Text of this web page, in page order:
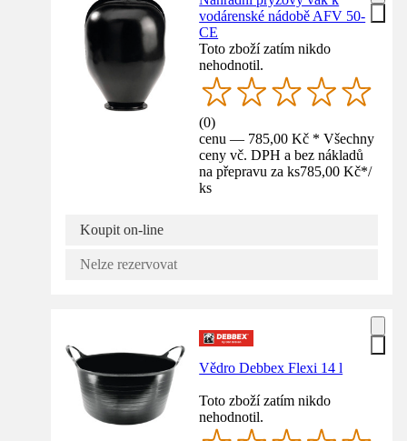
vodárenské nádobě AFV 50-
CE
Toto zboží zatím nikdo
nehodnotil.
(0)
cenu — 785,00 Kč * Všechny
ceny vč. DPH a bez nákladů
na přepravu za ks785,00 Kč*/
ks
Koupit on-line
Nelze rezervovat
Vědro Debbex Flexi 14 l
Toto zboží zatím nikdo
nehodnotil.